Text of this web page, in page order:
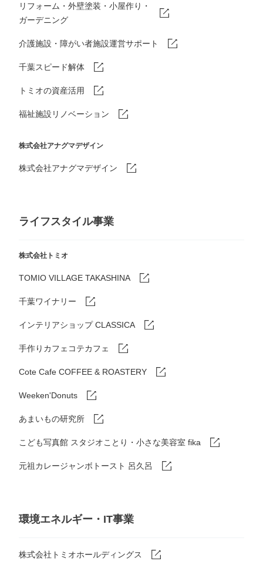
リフォーム・外壁塗装・小屋作り・
ガーデニング
介護施設・障がい者施設運営サポート
千葉スピード解体
トミオの資産活用
福祉施設リノベーション
株式会社アナグマデザイン
株式会社アナグマデザイン
ライフスタイル事業
株式会社トミオ
TOMIO VILLAGE TAKASHINA
千葉ワイナリー
インテリアショップ CLASSICA
手作りカフェコテカフェ
Cote Cafe COFFEE & ROASTERY
Weeken'Donuts
あまいもの研究所
こども写真館 スタジオことり・小さな美容室 fika
元祖カレージャンボトースト 呂久呂
環境エネルギー・IT事業
株式会社トミオホールディングス